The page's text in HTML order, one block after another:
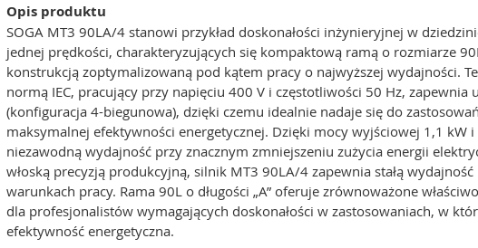
Opis produktu
SOGA MT3 90LA/4 stanowi przykład doskonałości inżynieryjnej w
jednej prędkości, charakteryzujących się kompaktową ramą o rozmiarze
konstrukcją zoptymalizowaną pod kątem pracy o najwyższej wydajności.
normą IEC, pracujący przy napięciu 400 V i częstotliwości 50 Hz,
(konfiguracja 4-biegunowa), dzięki czemu idealnie nadaje się do
maksymalnej efektywności energetycznej. Dzięki mocy wyjściowej 1,1
niezawodną wydajność przy znacznym zmniejszeniu zużycia energii
włoską precyzją produkcyjną, silnik MT3 90LA/4 zapewnia stałą
warunkach pracy. Rama 90L o długości „A” oferuje zrównoważone
dla profesjonalistów wymagających doskonałości w zastosowaniach, w
efektywność energetyczna.